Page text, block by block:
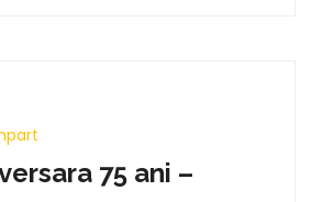
75 ani –